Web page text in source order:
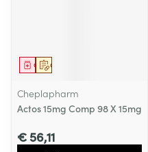
Op voorschrift
Geneesmiddel
Cheplapharm
Actos 15mg Comp 98 X 15mg
€ 56,11